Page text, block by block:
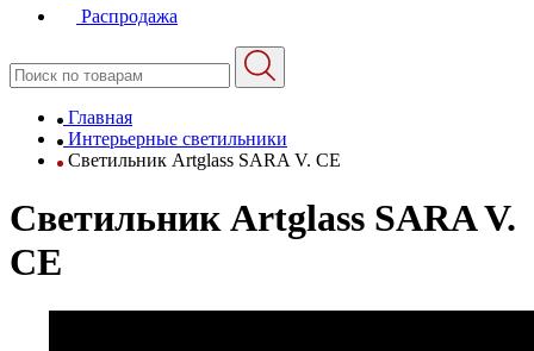
Распродажа
Главная
Интерьерные светильники
Светильник Artglass SARA V. CE
Светильник Artglass SARA V.
CE